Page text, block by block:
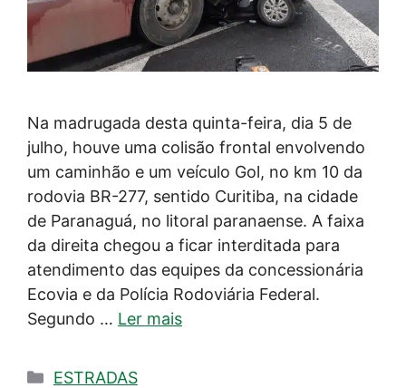
Na madrugada desta quinta-feira, dia 5 de
julho, houve uma colisão frontal envolvendo
um caminhão e um veículo Gol, no km 10 da
rodovia BR-277, sentido Curitiba, na cidade
de Paranaguá, no litoral paranaense. A faixa
da direita chegou a ficar interditada para
atendimento das equipes da concessionária
Ecovia e da Polícia Rodoviária Federal.
Segundo … Ler mais
Categorias
ESTRADAS